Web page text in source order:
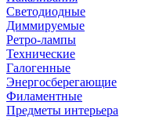
Светодиодные
Диммируемые
Ретро-лампы
Технические
Галогенные
Энергосберегающие
Филаментные
Предметы интерьера